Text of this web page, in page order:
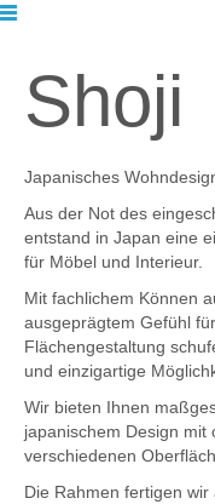
Shoji
Japanisches
Aus der Not des
entstand in Japan eine
für Möbel und Interieur.
Mit fachlichem Können
ausgeprägtem Gefühl
Flächengestaltung
und einzigartige
Wir bieten Ihnen
japanischem Design mit
verschiedenen
Die Rahmen fertigen